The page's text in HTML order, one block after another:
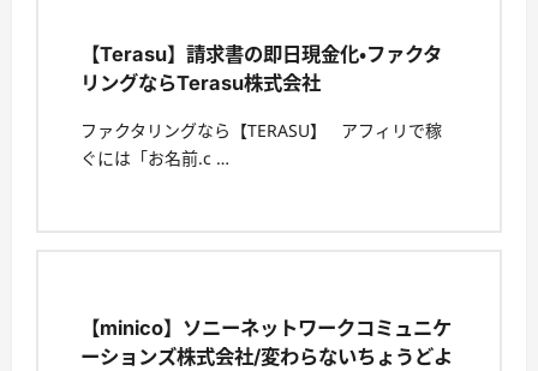
【Terasu】請求書の即日現金化・ファクタ
リングならTerasu株式会社
ファクタリングなら【TERASU】 アフィリで稼
ぐには「お名前.c …
【minico】ソニーネットワークコミュニケ
ーションズ株式会社/変わらないちょうどよ